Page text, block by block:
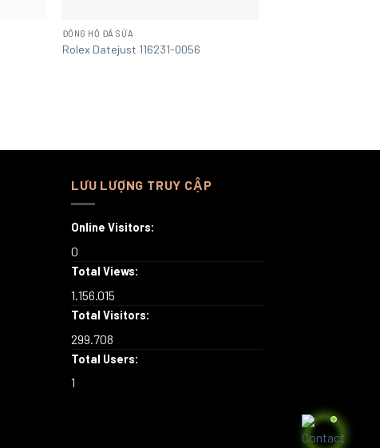
ĐỒNG HỒ ĐÃ SỬA
Rolex Datejust 116231-0056
LƯU LƯỢNG TRUY CẬP
Online Visitors:
0
Total Views:
1.156.015
Total Visitors:
299.708
Total Users:
1